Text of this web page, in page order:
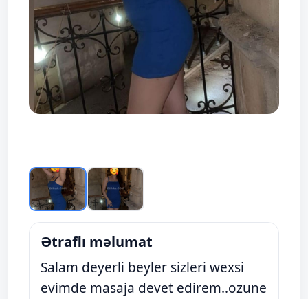
Ətraflı məlumat
Salam deyerli beyler sizleri wexsi
evimde masaja devet edirem..ozune